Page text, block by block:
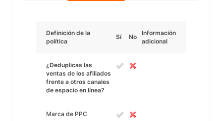
Definición de la
política
Sí No
Información
adicional
¿Deduplicas las
ventas de los afiliados
frente a otros canales
de espacio en línea?
Marca de PPC